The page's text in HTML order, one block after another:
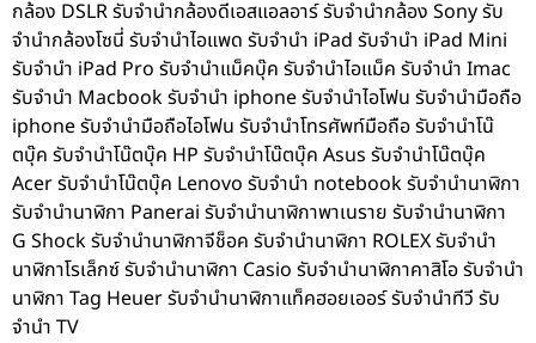
กล้อง DSLR รับจำนำกล้องดีเอสแอลอาร์ รับจำนำกล้อง Sony รับ
จำนำกล้องโซนี่ รับจำนำไอแพด รับจำนำ iPad รับจำนำ iPad Mini
รับจำนำ iPad Pro รับจำนำแม็คบุ๊ค รับจำนำไอแม็ค รับจำนำ Imac
รับจำนำ Macbook รับจำนำ iphone รับจำนำไอโฟน รับจำนำมือถือ
iphone รับจำนำมือถือไอโฟน รับจำนำโทรศัพท์มือถือ รับจำนำโน๊
ตบุ๊ค รับจำนำโน๊ตบุ๊ค HP รับจำนำโน๊ตบุ๊ค Asus รับจำนำโน๊ตบุ๊ค
Acer รับจำนำโน๊ตบุ๊ค Lenovo รับจำนำ notebook รับจำนำนาฬิกา
รับจำนำนาฬิกา Panerai รับจำนำนาฬิกาพาเนราย รับจำนำนาฬิกา
G Shock รับจำนำนาฬิกาจีช็อค รับจำนำนาฬิกา ROLEX รับจำนำ
นาฬิกาโรเล็กซ์ รับจำนำนาฬิกา Casio รับจำนำนาฬิกาคาสิโอ รับจำนำ
นาฬิกา Tag Heuer รับจำนำนาฬิกาแท็คฮอยเออร์ รับจำนำทีวี รับ
จำนำ TV